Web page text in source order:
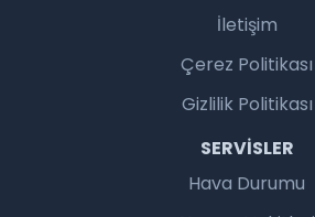
İletişim
Çerez Politikası
Gizlilik Politikası
SERVISLER
Hava Durumu